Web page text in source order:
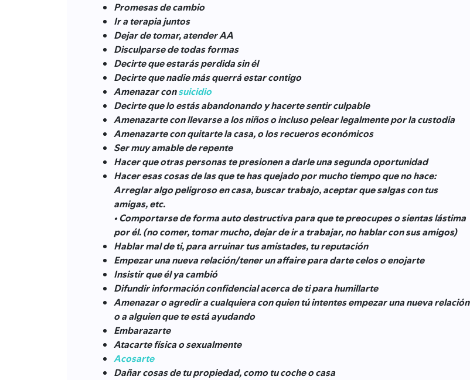
Promesas de cambio
Ir a terapia juntos
Dejar de tomar, atender AA
Disculparse de todas formas
Decirte que estarás perdida sin él
Decirte que nadie más querrá estar contigo
Amenazar consuicidio
Decirte que lo estás abandonando y hacerte sentir culpable
Amenazarte con llevarse a los niños o incluso pelear legalmente por la custodia
Amenazarte con quitarte la casa, o los recueros económicos
Ser muy amable de repente
Hacer que otras personas te presionen a darle una segunda oportunidad
Hacer esas cosas de las que te has quejado por mucho tiempo que no hace:
Arreglar algo peligroso en casa, buscar trabajo, aceptar que salgas con tus
amigas, etc.
• Comportarse de forma auto destructiva para que te preocupes o sientas lástima
por él. (no comer, tomar mucho, dejar de ir a trabajar, no hablar con sus amigos)
Hablar mal de ti, para arruinar tus amistades, tu reputación
Empezar una nueva relación/tener un affaire para darte celos o enojarte
Insistir que él ya cambió
Difundir información confidencial acerca de ti para humillarte
Amenazar o agredir a cualquiera con quien tú intentes empezar una nueva relación
o a alguien que te está ayudando
Embarazarte
Atacarte física o sexualmente
Acosarte
Dañar cosas de tu propiedad, como tu coche o casa